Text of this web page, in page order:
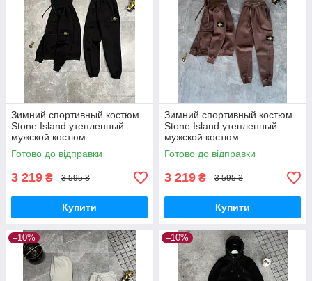
Зимний спортивный костюм
Stone Island утепленный
мужской костюм
Готово до відправки
3 219 ₴ 3 595 ₴
Купити
Зимний спортивный костюм
Stone Island утепленный
мужской костюм
Готово до відправки
3 219 ₴ 3 595 ₴
Купити
–10% –10%